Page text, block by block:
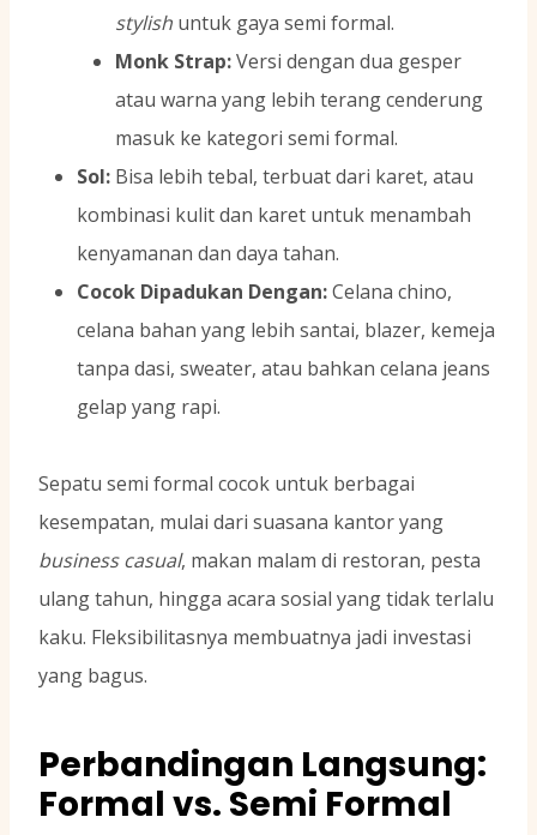
stylish untuk gaya semi formal.
Monk Strap:Versi dengan dua gesper
atau warna yang lebih terang cenderung
masuk ke kategori semi formal.
Sol: Bisa lebih tebal, terbuat dari karet, atau
kombinasi kulit dan karet untuk menambah
kenyamanan dan daya tahan.
Cocok Dipadukan Dengan:Celana chino,
celana bahan yang lebih santai, blazer, kemeja
tanpa dasi, sweater, atau bahkan celana jeans
gelap yang rapi.
Sepatu semi formal cocok untuk berbagai
kesempatan, mulai dari suasana kantor yang
business casual, makan malam di restoran, pesta
ulang tahun, hingga acara sosial yang tidak terlalu
kaku. Fleksibilitasnya membuatnya jadi investasi
yang bagus.
Perbandingan Langsung:
Formal vs. Semi Formal